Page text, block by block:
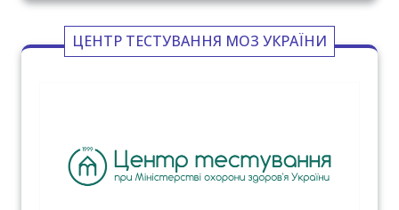
ЦЕНТР ТЕСТУВАННЯ МОЗ УКРАЇНИ